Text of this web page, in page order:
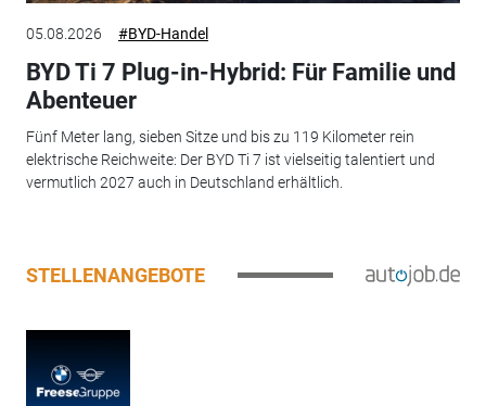
05.08.2026 #BYD-Handel
BYD Ti 7 Plug-in-Hybrid: Für Familie und
Abenteuer
Fünf Meter lang, sieben Sitze und bis zu 119 Kilometer rein
elektrische Reichweite: Der BYD Ti 7 ist vielseitig talentiert und
vermutlich 2027 auch in Deutschland erhältlich.
STELLENANGEBOTE